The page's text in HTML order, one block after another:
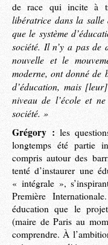
de race qui incite à
libératrice dans la
que le système
société. Il n’y a pas de
nouvelle et le
moderne, ont donné de
d’éducation, mais
niveau de l’école et
société. »
Grégory :les
longtemps été partie
compris autour des
tenté d’instaurer une
« intégrale »,
Première
éducation que le
(maire de Paris au
comprendre. À